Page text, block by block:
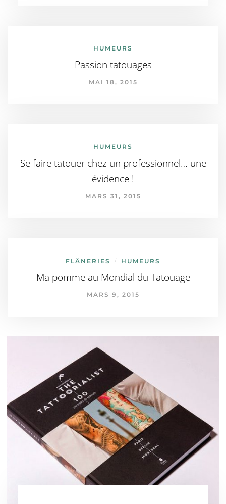
HUMEURS
Passion tatouages
MAI 18, 2015
HUMEURS
Se faire tatouer chez un professionnel… une
évidence !
MARS 31, 2015
FLÂNERIES / HUMEURS
Ma pomme au Mondial du Tatouage
MARS 9, 2015